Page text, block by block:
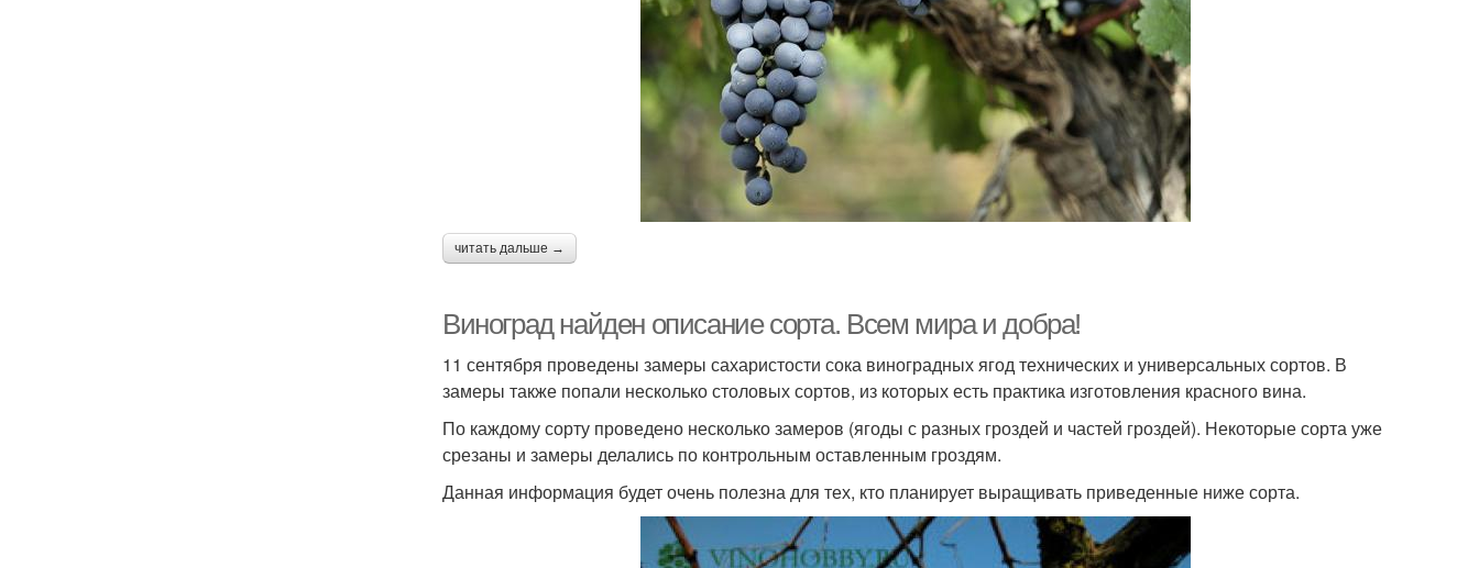
читать дальше →
Виноград найден описание сорта. Всем мира и добра!
11 сентября проведены замеры сахаристости сока виноградных ягод технических и универсальных сортов. В
замеры также попали несколько столовых сортов, из которых есть практика изготовления красного вина.
По каждому сорту проведено несколько замеров (ягоды с разных гроздей и частей гроздей). Некоторые сорта уже
срезаны и замеры делались по контрольным оставленным гроздям.
Данная информация будет очень полезна для тех, кто планирует выращивать приведенные ниже сорта.